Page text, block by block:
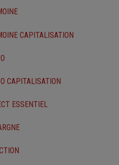
CAPITALISATION
CAPITALISATION
ESSENTIEL